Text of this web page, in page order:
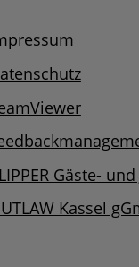
Gäste-
Kassel